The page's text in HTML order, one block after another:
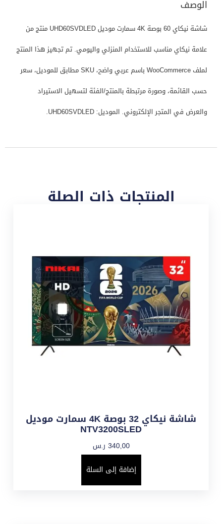
الوصف
شاشة نيكاي 60 بوصة 4K سمارت موديل UHD60SVDLED منتج من
علامة نيكاي مناسب للاستخدام المنزلي واليومي. تم تجهيز هذا المنتج
لملف WooCommerce باسم عربي واضح، SKU مطابق للموديل، سعر
حسب القائمة، وصورة مرتبطة بالمنتج/الفئة لتسهيل الاستيراد
والعرض في المتجر الإلكتروني. الموديل: UHD60SVDLED.
المنتجات ذات الصلة
شاشة نيكاي 32 بوصة 4K سمارت موديل
NTV3200SLED
340,00 ر.س
إضافة إلى السلة